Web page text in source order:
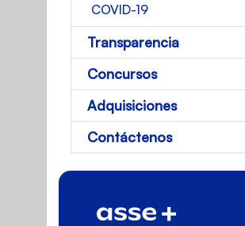
COVID-19
Transparencia
Concursos
Adquisiciones
Contáctenos